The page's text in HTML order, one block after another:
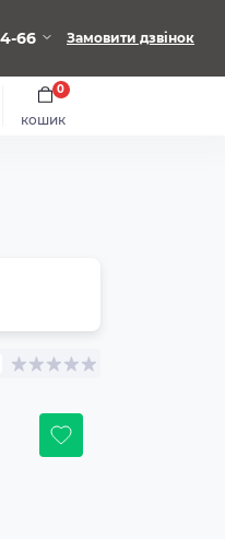
66 Замовити дзвінок
кошик
0